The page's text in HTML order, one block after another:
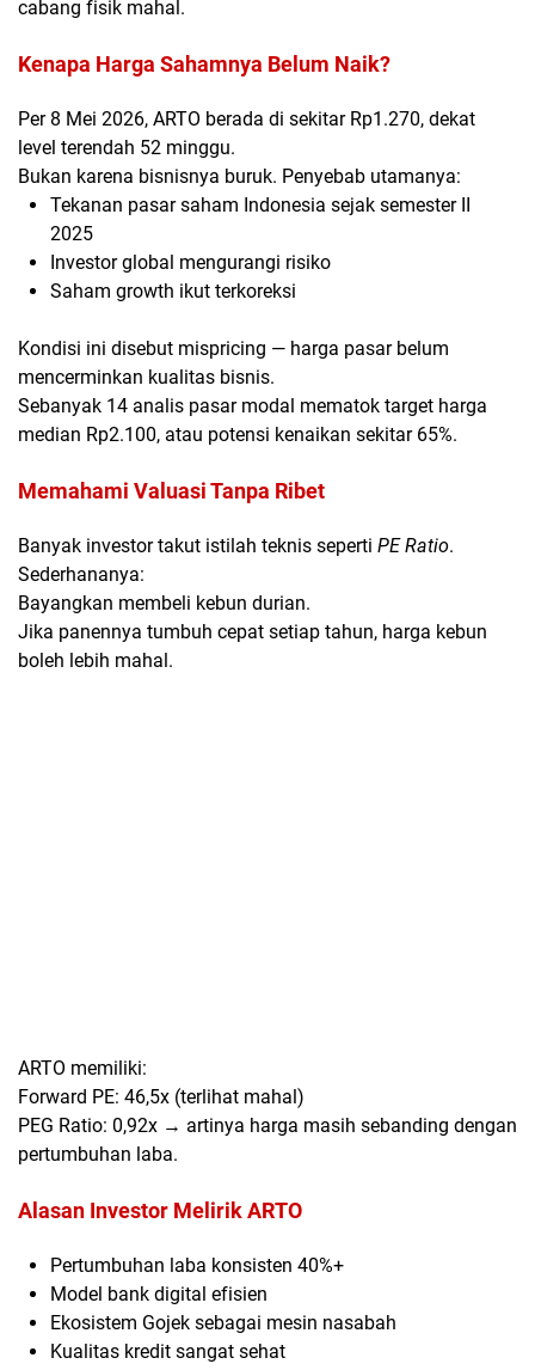
cabang fisik mahal.
Kenapa Harga Sahamnya Belum Naik?
Per 8 Mei 2026, ARTO berada di sekitar Rp1.270, dekat
level terendah 52 minggu.
Bukan karena bisnisnya buruk. Penyebab utamanya:
Tekanan pasar saham Indonesia sejak semester II
2025
Investor global mengurangi risiko
Saham growth ikut terkoreksi
Kondisi ini disebut mispricing — harga pasar belum
mencerminkan kualitas bisnis.
Sebanyak 14 analis pasar modal mematok target harga
median Rp2.100, atau potensi kenaikan sekitar 65%.
Memahami Valuasi Tanpa Ribet
Banyak investor takut istilah teknis seperti PE Ratio.
Sederhananya:
Bayangkan membeli kebun durian.
Jika panennya tumbuh cepat setiap tahun, harga kebun
boleh lebih mahal.
ARTO memiliki:
Forward PE: 46,5x (terlihat mahal)
PEG Ratio: 0,92x → artinya harga masih sebanding dengan
pertumbuhan laba.
Alasan Investor Melirik ARTO
Pertumbuhan laba konsisten 40%+
Model bank digital efisien
Ekosistem Gojek sebagai mesin nasabah
Kualitas kredit sangat sehat